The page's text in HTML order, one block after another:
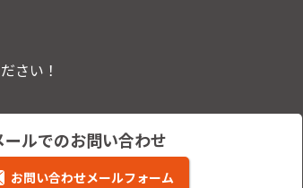
さい！
ールでのお問い合わせ
お問い合わせメールフォーム